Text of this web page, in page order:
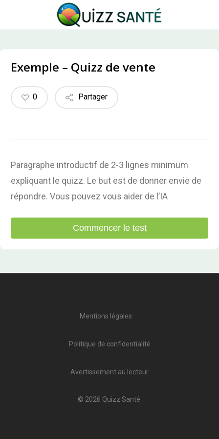
Exemple – Quizz de vente
Partager
0
Paragraphe introductif de 2-3 lignes minimum
expliquant le quizz. Le but est de donner envie de
répondre. Vous pouvez vous aider de l’IA
Commencer le test
Mentions légales
Politique de confidentialité
Avertissement au lecteur
© 2026 Quizz Santé.